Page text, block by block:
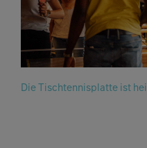
Die Tischtennisplatte ist